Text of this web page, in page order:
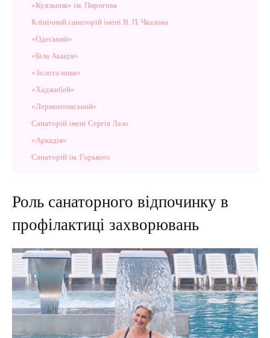
«Куяльник» ім. Пирогова
Клінічний санаторій імені В. П. Чкалова
«Одеський»
«Біла Акація»
«Золота нива»
«Хаджибей»
«Лермонтовський»
Санаторій імені Сергія Лазо
«Аркадія»
Санаторій ім. Горького
Роль санаторного відпочинку в
профілактиці захворювань